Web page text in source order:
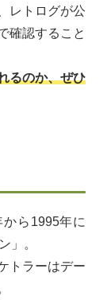
レトログが公
確認すること
るのか、ぜひ
から1995年に
」。
トラーはデー